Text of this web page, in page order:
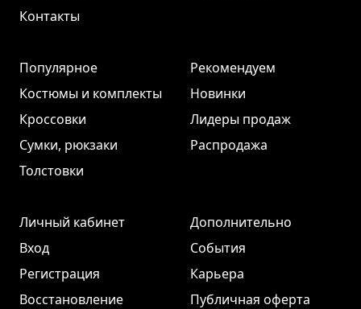
Контакты
Популярное
Костюмы и комплекты
Кроссовки
Сумки, рюкзаки
Толстовки
Рекомендуем
Новинки
Лидеры продаж
Распродажа
Личный кабинет
Вход
Регистрация
Восстановление
Дополнительно
События
Карьера
Публичная оферта